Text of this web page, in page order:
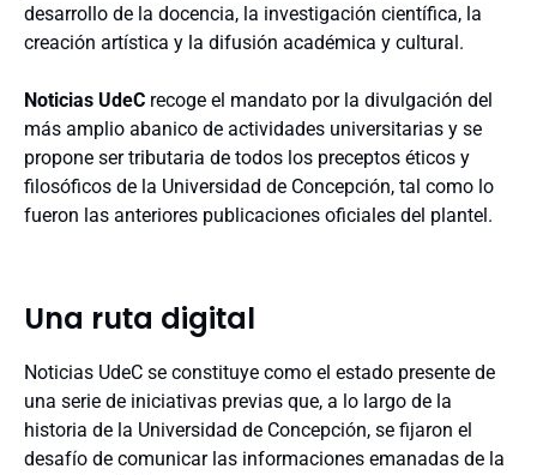
desarrollo de la docencia, la investigación científica, la
creación artística y la difusión académica y cultural.
Noticias UdeC recoge el mandato por la divulgación del
más amplio abanico de actividades universitarias y se
propone ser tributaria de todos los preceptos éticos y
filosóficos de la Universidad de Concepción, tal como lo
fueron las anteriores publicaciones oficiales del plantel.
Una ruta digital
Noticias UdeC se constituye como el estado presente de
una serie de iniciativas previas que, a lo largo de la
historia de la Universidad de Concepción, se fijaron el
desafío de comunicar las informaciones emanadas de la